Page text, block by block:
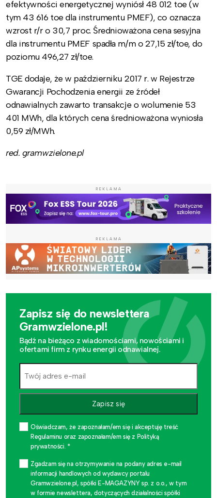
efektywności energetycznej wyniósł 48 012 toe (w
tym 43 616 toe dla instrumentu PMEF), co oznacza
wzrost r/r o 30,7 proc. Średnioważona cena sesyjna
dla instrumentu PMEF spadła m/m o 27,15 zł/toe, do
poziomu 496,27 zł/toe.
TGE dodaje, że w październiku 2017 r. w Rejestrze
Gwarancji Pochodzenia energii ze źródeł
odnawialnych zawarto transakcje o wolumenie 53
401 MWh, dla których cena średnioważona wyniosła
0,59 zł/MWh.
red. gramwzielone.pl
REKLAMA
REKLAMA
Zapisz się do newslettera
Gramwzielone.pl!
Bądź na bieżąco z wiadomościami, nowościami i
ofertami firm z rynku energii odnawialnej.
Zapisz się
Oświadczam, że zapoznałam/em się i akceptuję treść
Regulaminu oraz zapoznałam/em się z Polityką
prywatności. *
Zgadzam się na otrzymywanie na podany adres e-mail
informacji handlowych od wydawcy portalu
Gramwzielone.pl, spółki E-MAGAZYNY sp. z o.o., w tym
w formie newslettera, dotyczących działalności spółki